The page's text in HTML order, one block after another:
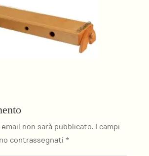
non sarà pubblicato. I campi
contrassegnati *